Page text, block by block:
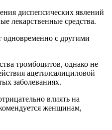
диспепсических явлений
лекарственные средства.
одновременно с другими
тромбоцитов, однако не
ацетилсалициловой
заболеваниях.
влиять на
женщинам,